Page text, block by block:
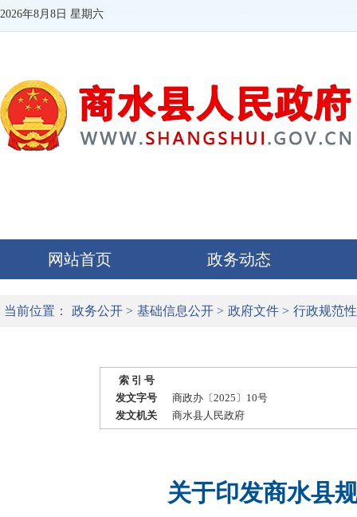
2026年8月8日 星期六
网站首页 政务动态
当前位置： 政务公开 > 基础信息公开 > 政府文件 > 行政规范
索 引 号
发文字号
商政办〔2025〕10号
发文机关
商水县人民政府
关于印发商水县